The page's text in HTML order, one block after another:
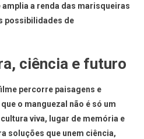
amplia a renda das marisqueiras
possibilidades de
ciência e futuro
percorre paisagens e
o manguezal não é só um
cultura viva, lugar de memória e
soluções que unem ciência,